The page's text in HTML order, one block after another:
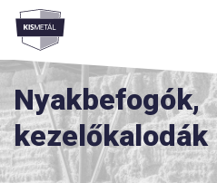
Menü
Nyakbefogók,
kezelőkalodák